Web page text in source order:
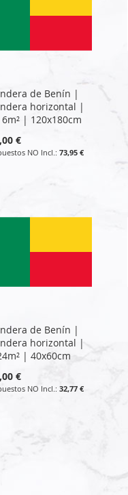
de Benín |
horizontal |
| 120x180cm
€
73,95 €
de Benín |
horizontal |
| 40x60cm
€
32,77 €